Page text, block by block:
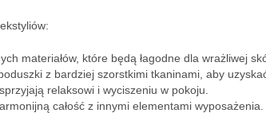
materiałów, które będą łagodne dla wrażliwej
z bardziej szorstkimi tkaninami, aby
relaksowi i wyciszeniu w pokoju.
całość z innymi elementami wyposażenia.